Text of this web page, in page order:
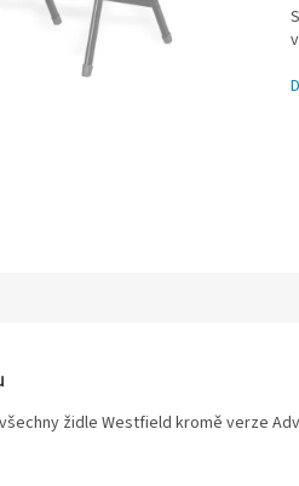
židle Westfield kromě verze